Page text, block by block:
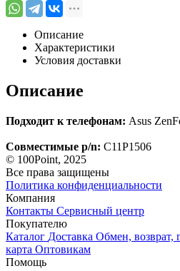
Описание
Характеристики
Условия доставки
Описание
Подходит к телефонам: Asus
Совместимые p/n: C11P1506
© 100Point, 2025
Все права защищены
Политика конфиденциальности
Компания
Контакты Сервисный центр
Покупателю
Каталог Доставка Обмен, возврат,
карта Оптовикам
Помощь